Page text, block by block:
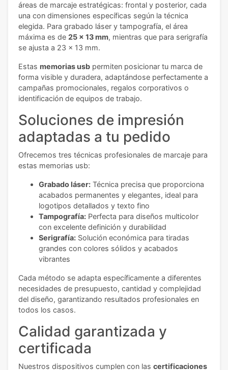
áreas de marcaje estratégicas: frontal y posterior, cada
una con dimensiones específicas según la técnica
elegida. Para grabado láser y tampografía, el área
máxima es de 25 x 13 mm, mientras que para serigrafía
se ajusta a 23 x 13 mm.
Estas memorias usb permiten posicionar tu marca de
forma visible y duradera, adaptándose perfectamente a
campañas promocionales, regalos corporativos o
identificación de equipos de trabajo.
Soluciones de impresión
adaptadas a tu pedido
Ofrecemos tres técnicas profesionales de marcaje para
estas memorias usb:
Grabado láser: Técnica precisa que proporciona
acabados permanentes y elegantes, ideal para
logotipos detallados y texto fino
Tampografía: Perfecta para diseños multicolor
con excelente definición y durabilidad
Serigrafía: Solución económica para tiradas
grandes con colores sólidos y acabados
vibrantes
Cada método se adapta específicamente a diferentes
necesidades de presupuesto, cantidad y complejidad
del diseño, garantizando resultados profesionales en
todos los casos.
Calidad garantizada y
certificada
Nuestros dispositivos cumplen con las certificaciones